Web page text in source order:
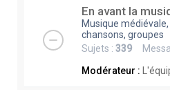
En avant la
Musique
chansons, groupes
Sujets : 339
Modérateur :